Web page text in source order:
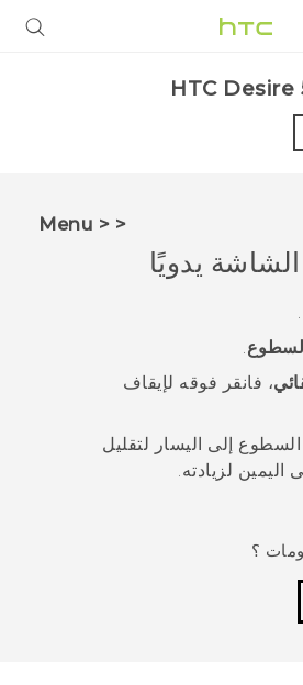
HTC Desire
< < Menu
يدويًا
.
السطوع.
، فانقر فوقه لإيقاف
إلى اليسار لتقليل
لزيادته.
؟